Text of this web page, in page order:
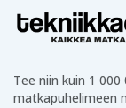
Tee niin kuin 1
matkapuhelimeen